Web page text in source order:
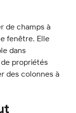
de champs à
fenêtre. Elle
dans
propriétés
des colonnes à